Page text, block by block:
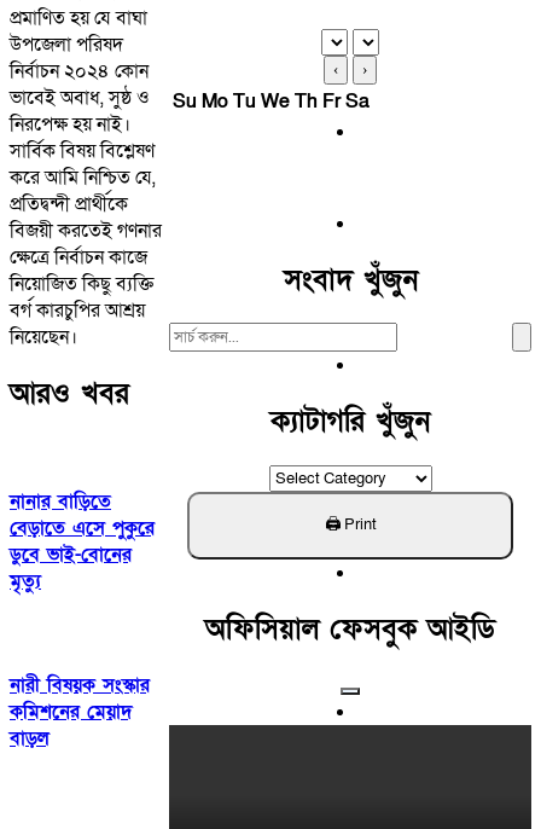
প্রমাণিত হয় যে বাঘা
উপজেলা পরিষদ
নির্বাচন ২০২৪ কোন
ভাবেই অবাধ, সুষ্ঠ ও
নিরপেক্ষ হয় নাই।
সার্বিক বিষয় বিশ্লেষণ
করে আমি নিশ্চিত যে,
প্রতিদ্বন্দী প্রার্থীকে
বিজয়ী করতেই গণনার
ক্ষেত্রে নির্বাচন কাজে
নিয়োজিত কিছু ব্যক্তি
বর্গ কারচুপির আশ্রয়
নিয়েছেন।
আরও খবর
নানার বাড়িতে
বেড়াতে এসে পুকুরে
ডুবে ভাই-বোনের
মৃত্যু
নারী বিষয়ক সংস্কার
কমিশনের মেয়াদ
বাড়ল
‹ ›
Su MoTu WeTh FrSa
সংবাদ খুঁজুন
Search
ক্যাটাগরি খুঁজুন
ক্যাটাগরি
খুঁজুন
অফিসিয়াল ফেসবুক আইডি